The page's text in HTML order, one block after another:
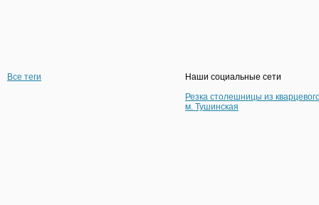
Все теги
Наши социальные сети
Резка столешницы из
м. Тушинская